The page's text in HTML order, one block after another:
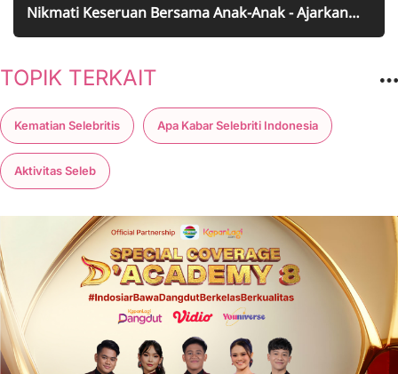
Nikmati Keseruan Bersama Anak-Anak - Ajarkan
Public Speaking
TOPIK TERKAIT
Kematian Selebritis Apa Kabar Selebriti Indonesia
Aktivitas Seleb